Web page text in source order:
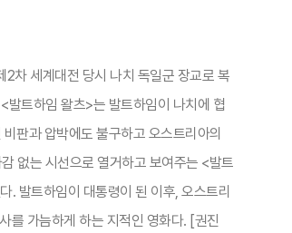
차 세계대전 당시 나치 독일군 장교로 복
트하임 왈츠>는 발트하임이 나치에 협
판과 압박에도 불구하고 오스트리아의
없는 시선으로 열거하고 보여주는 <발트
. 발트하임이 대통령이 된 이후, 오스트리
를 가늠하게 하는 지적인 영화다. [권진